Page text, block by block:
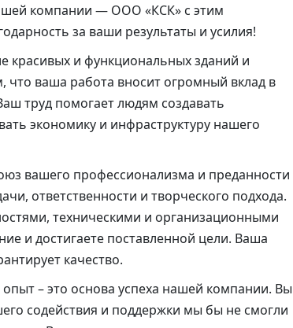
компании — ООО «КСК» с этим
за ваши результаты и усилия!
красивых и функциональных зданий и
что ваша работа вносит огромный вклад в
труд помогает людям создавать
экономику и инфраструктуру нашего
вашего профессионализма и преданности
ответственности и творческого подхода.
техническими и организационными
и достигаете поставленной цели. Ваша
качество.
– это основа успеха нашей компании. Вы
содействия и поддержки мы бы не смогли